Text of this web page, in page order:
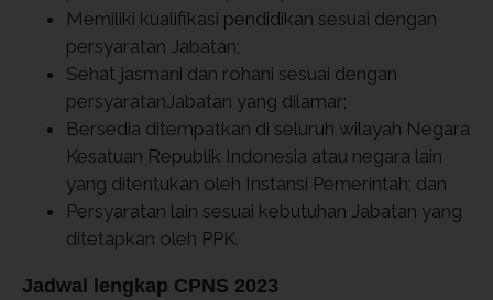
Memiliki kualifikasi pendidikan sesuai dengan
persyaratan Jabatan;
Sehat jasmani dan rohani sesuai dengan
persyaratanJabatan yang dilamar;
Bersedia ditempatkan di seluruh wilayah Negara
Kesatuan Republik Indonesia atau negara lain
yang ditentukan oleh Instansi Pemerintah; dan
Persyaratan lain sesuai kebutuhan Jabatan yang
ditetapkan oleh PPK.
Jadwal lengkap CPNS 2023